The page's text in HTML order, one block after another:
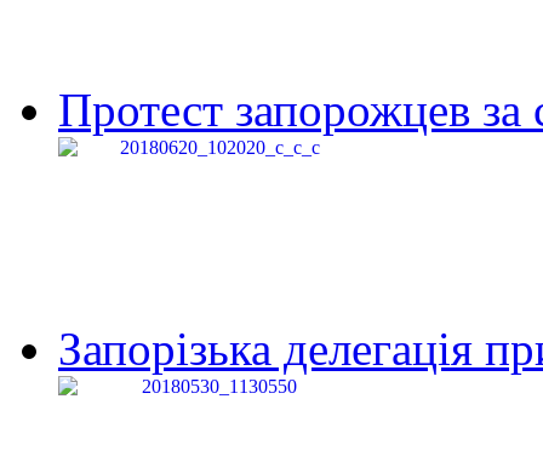
Протест запорожцев за
Запорізька делегація